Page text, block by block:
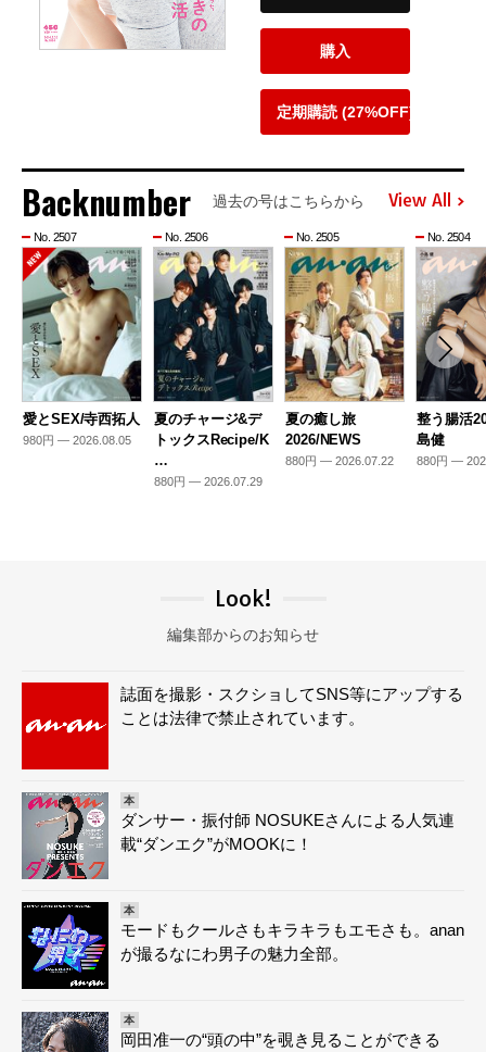
購入
定期購読 (27%OFF)
Backnumber 過去の号はこちらから View All
No. 2507
愛とSEX/寺西拓人
980円 — 2026.08.05
No. 2506
夏のチャージ&デ
トックスRecipe/K
…
880円 — 2026.07.29
No. 2505
夏の癒し旅
2026/NEWS
880円 — 2026.07.22
No. 2504
整う腸活
島健
880円 —
Look!
編集部からのお知らせ
誌面を撮影・スクショしてSNS等にアップする
ことは法律で禁止されています。
本
ダンサー・振付師 NOSUKEさんによる人気連
載“ダンエク”がMOOKに！
本
モードもクールさもキラキラもエモさも。anan
が撮るなにわ男子の魅力全部。
本
岡田准一の“頭の中”を覗き見ることができる